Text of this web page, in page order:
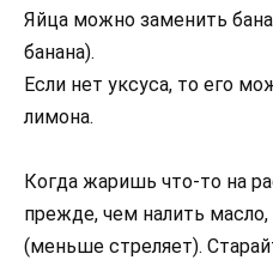
Яйца можно заменить
банана).
Если нет уксуса, то его
лимона.
Когда жаришь что-то на
прежде, чем налить
(меньше стреляет).